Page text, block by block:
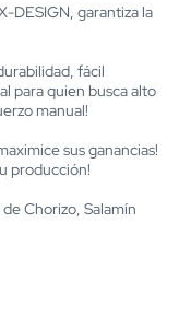
DESIGN, garantiza la
fácil
para quien busca alto
manual!
sus ganancias!
producción!
Chorizo, Salamín